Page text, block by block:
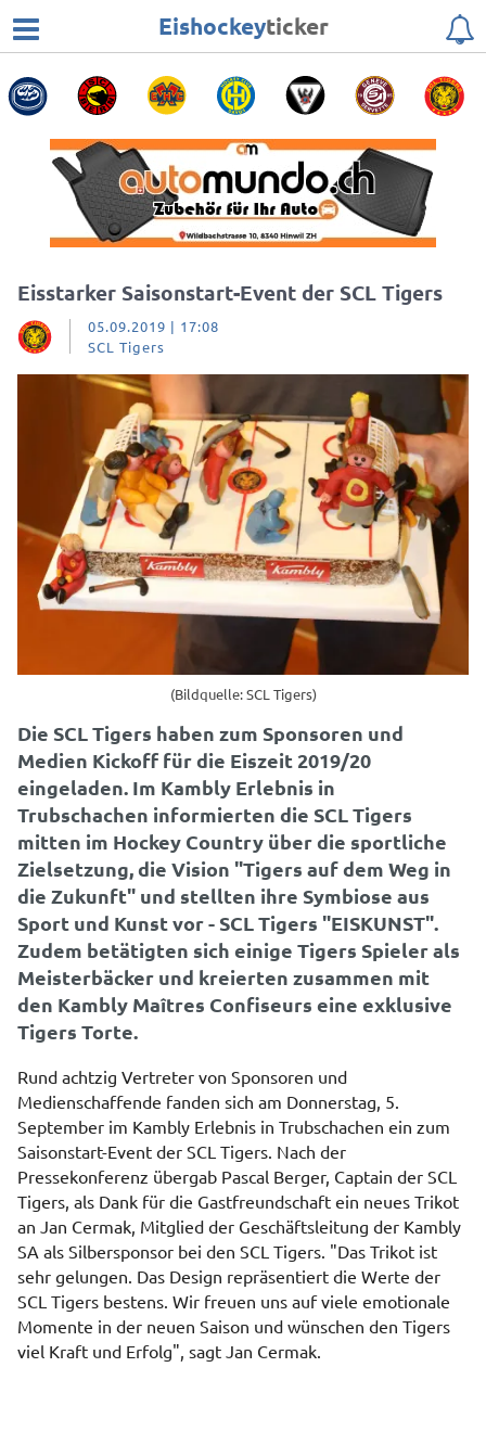
Eishockeyticker
Eisstarker Saisonstart-Event der SCL Tigers
05.09.2019 | 17:08
SCL Tigers
(Bildquelle: SCL Tigers)
Die SCL Tigers haben zum Sponsoren und
Medien Kickoff für die Eiszeit 2019/20
eingeladen. Im Kambly Erlebnis in
Trubschachen informierten die SCL Tigers
mitten im Hockey Country über die sportliche
Zielsetzung, die Vision "Tigers auf dem Weg in
die Zukunft" und stellten ihre Symbiose aus
Sport und Kunst vor - SCL Tigers "EISKUNST".
Zudem betätigten sich einige Tigers Spieler als
Meisterbäcker und kreierten zusammen mit
den Kambly Maîtres Confiseurs eine exklusive
Tigers Torte.
Rund achtzig Vertreter von Sponsoren und
Medienschaffende fanden sich am Donnerstag, 5.
September im Kambly Erlebnis in Trubschachen ein zum
Saisonstart-Event der SCL Tigers. Nach der
Pressekonferenz übergab Pascal Berger, Captain der SCL
Tigers, als Dank für die Gastfreundschaft ein neues Trikot
an Jan Cermak, Mitglied der Geschäftsleitung der Kambly
SA als Silbersponsor bei den SCL Tigers. "Das Trikot ist
sehr gelungen. Das Design repräsentiert die Werte der
SCL Tigers bestens. Wir freuen uns auf viele emotionale
Momente in der neuen Saison und wünschen den Tigers
viel Kraft und Erfolg", sagt Jan Cermak.